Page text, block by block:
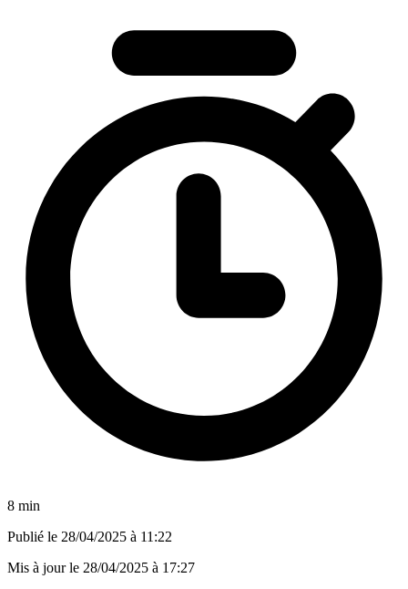
8 min
Publié le 28/04/2025 à 11:22
Mis à jour le 28/04/2025 à 17:27